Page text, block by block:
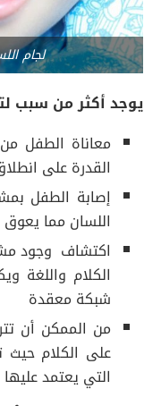
لجام
يوجد أكثر من سبب
معاناة الطفل
القدرة على
إصابة الطفل
اللسان مما يعوق
اكتشاف وجود
الكلام واللغة
شبكة معقدة
من الممكن أن
على الكلام حيث
التي يعتمد